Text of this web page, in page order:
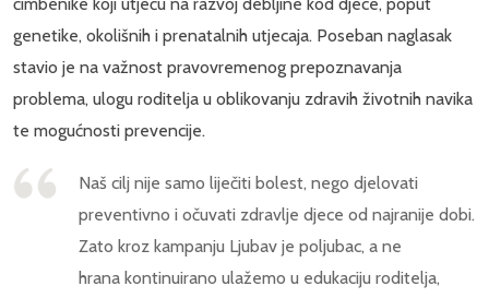
genetike, okolišnih i prenatalnih utjecaja. Poseban naglasak
stavio je na važnost pravovremenog prepoznavanja
problema, ulogu roditelja u oblikovanju zdravih životnih navika
te mogućnosti prevencije.
Naš cilj nije samo liječiti bolest, nego djelovati
preventivno i očuvati zdravlje djece od najranije dobi.
Zato kroz kampanju Ljubav je poljubac, a ne
hrana kontinuirano ulažemo u edukaciju roditelja,